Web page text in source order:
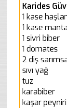
Karides
1 kase
1 kase
1 sivri biber
1 domates
2 diş
sıvı yağ
tuz
karabiber
kaşar